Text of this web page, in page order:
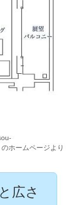
ホームページより
広さ